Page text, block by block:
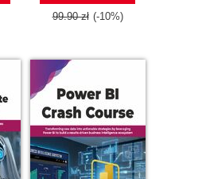
99.90 zł (-10%)